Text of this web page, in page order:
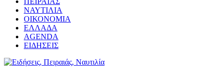
ΝΑΥΤΙΛΙΑ
ΟΙΚΟΝΟΜΙΑ
ΕΛΛΑΔΑ
AGENDA
ΕΙΔΗΣΕΙΣ